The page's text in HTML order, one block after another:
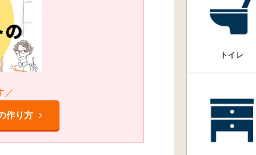
／
作り方
トイレ